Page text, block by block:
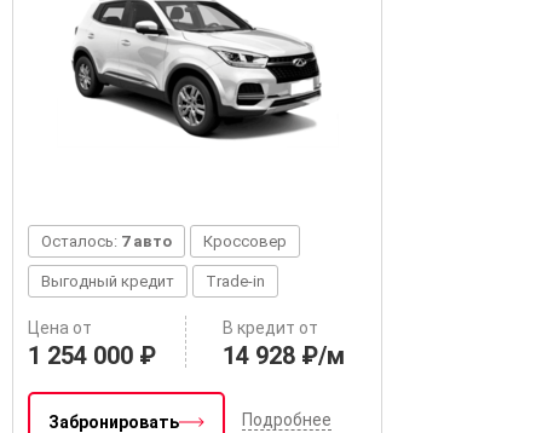
Осталось: 7 авто Кроссовер
Выгодный кредит Trade-in
Цена от
1 254 000 ₽
В кредит от
14 928 ₽/м
Забронировать Подробнее